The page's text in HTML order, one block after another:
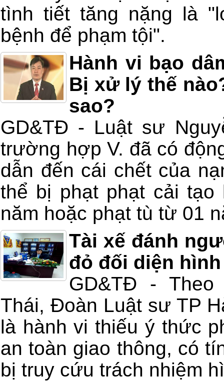
tình tiết tăng nặng là
bệnh để phạm tội".
Hành vi bạo
Bị xử lý thế
sao?
GD&TĐ - Luật sư
trường hợp V. đã có
dẫn đến cái chết của
thể bị phạt phạt cải
năm hoặc phạt tù từ 01
Tài xế đánh
đỏ đối diện
GD&TĐ -
Thái, Đoàn Luật sư TP
là hành vi thiếu ý thức
an toàn giao thông, có
bị truy cứu trách nhiệm